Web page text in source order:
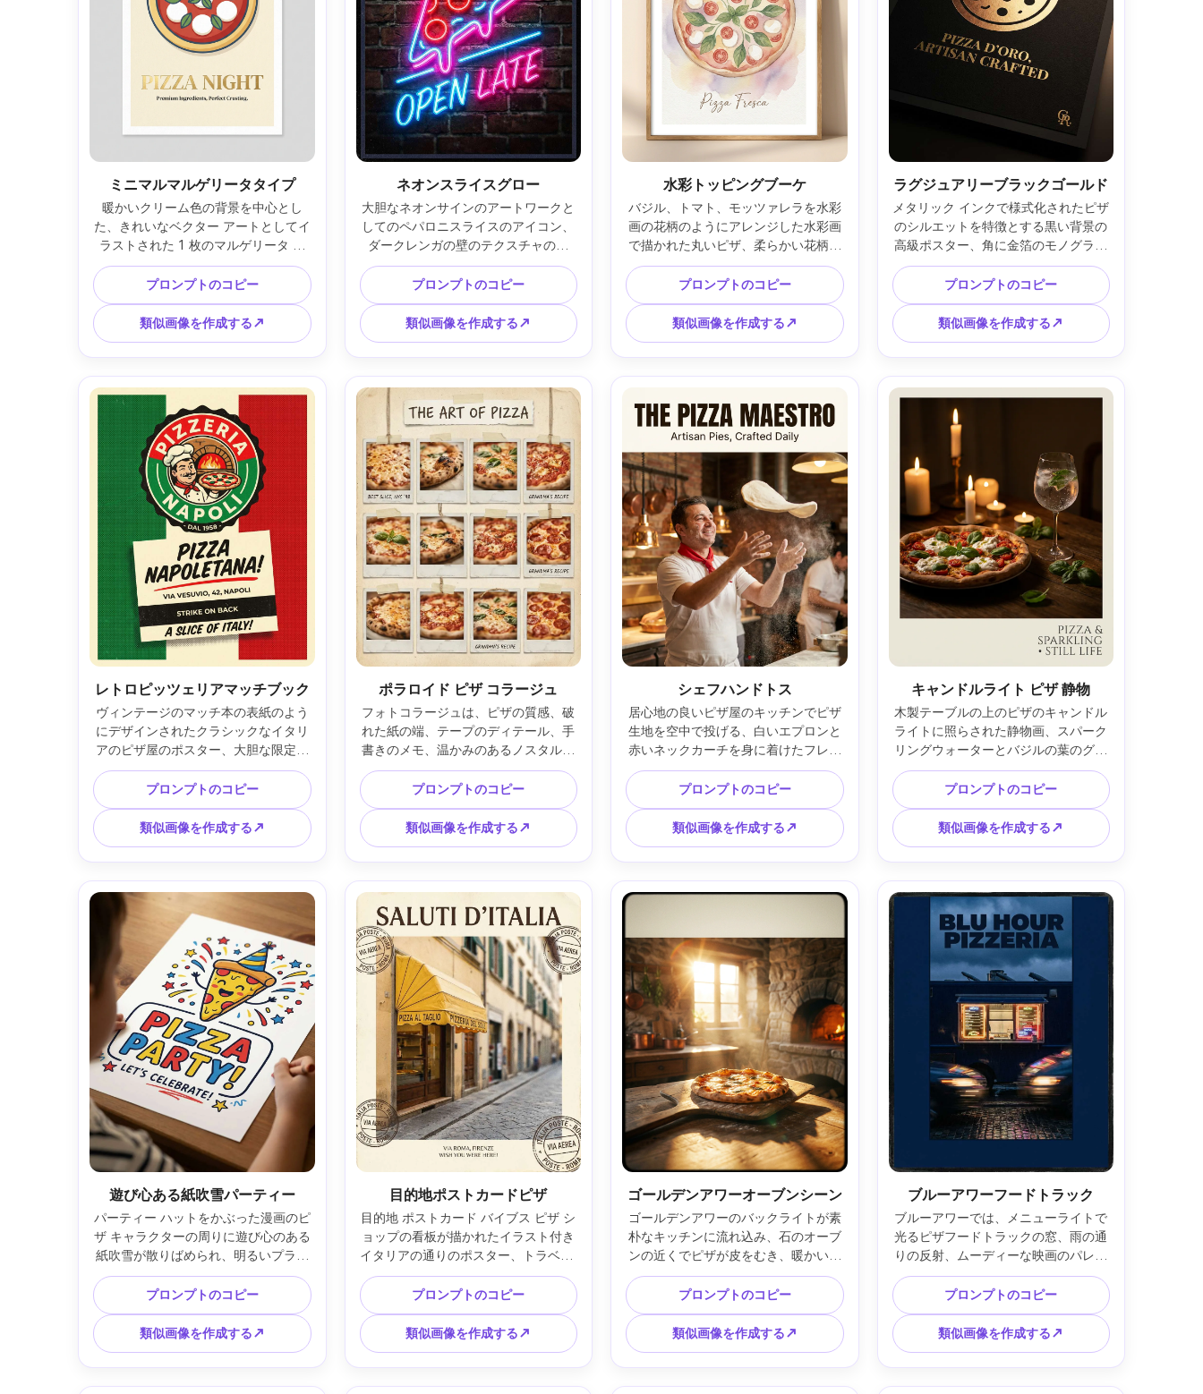
ミニマルマルゲリータタイプ
暖かいクリーム色の背景を中心とし
た、きれいなベクター アートとしてイ
ラストされた 1 枚のマルゲリータ ピ
ザ、微妙なエンボス効果を備えたミニ
マリストの金箔タイポグラフィの見出
し「pizza NIGHT」、サブテキスト用
のモダンなセリフ レタリング、たっぷ
りとした白い余白、印刷可能なポスタ
ー デザイン、CMYK フレンドリーなパ
レット、300 DPI、鮮明なエッジ、乱
雑さなし、プレミアム ステーショナリ
ーの雰囲気、85mm レンズ、浅い被写
界深度、柔らかい映画のような照明 --
ar 4:5
プロンプトのコピー
類似画像を作成する↗
ネオンスライスグロー
大胆なネオンサインのアートワークと
してのペパロニスライスのアイコン、
ダークレンガの壁のテクスチャの背
景、ホットピンクとエレクトリックブ
ルーのリムグロー、映画のようなカラ
ーコントラスト、「OPEN LATE」と書
かれた手書きのタイポグラフィ、微妙
なグレイン、印刷に安全なマージンを
備えたハイコントラストのポスターレ
イアウト、シャープなラインワーク、
スクリーンプリント対応感、85mm レ
ンズ、浅い被写界深度 --ar 4:5
プロンプトのコピー
類似画像を作成する↗
水彩トッピングブーケ
バジル、トマト、モッツァレラを水彩
画の花柄のようにアレンジした水彩画
で描かれた丸いピザ、柔らかい花柄の
パステルの背景ウォッシュ、繊細な手
書きタイポグラフィのタイトル、風通
しの良い構図、エレガントなギフトプ
リントの美学、高解像度のポスター、
すっきりとしたボーダー、微妙な紙の
質感、ギャラリー品質の仕上げ、
85mmレンズ、浅い被写界深度、柔ら
プロンプトのコピー
類似画像を作成する↗
ラグジュアリーブラックゴールド
メタリック インクで様式化されたピザ
のシルエットを特徴とする黒い背景の
高級ポスター、角に金箔のモノグラム
が施された高級ブラックとゴールドの
スタイル、モダンなセリフ レタリン
グ、ミニマルなレイアウト、中央のエ
ンブレム、非常に鮮明なベクトル ルッ
ク、印刷対応、安全なマージンとプレ
ミアム パッケージの雰囲気、85mm レ
ンズ、浅い被写界深度、柔らかい映画
のような照明 --ar 4:5
プロンプトのコピー
類似画像を作成する↗
レトロピッツェリアマッチブック
ヴィンテージのマッチ本の表紙のよう
にデザインされたクラシックなイタリ
アのピザ屋のポスター、大胆な限定カ
ラーパレット、ハーフトーンのテクス
チャ、ヴィンテージのフィルムの外
観、遊び心のある手書きのタイポグラ
フィ、大きなブランドスタイルのバッ
ジエンブレム、見出しとロケーション
ラインのすっきりとした階層、鮮明な
アウトラインを備えた印刷可能なグラ
フィックデザイン、85mm レンズ、浅
い被写界深度、柔らかい映画のような
照明 --ar 4:5
プロンプトのコピー
類似画像を作成する↗
ポラロイド ピザ コラージュ
フォトコラージュは、ピザの質感、破
れた紙の端、テープのディテール、手
書きのメモ、温かみのあるノスタルジ
ックなカラーグレーディング、上部の
クリアなタイトルブロック領域、バラ
ンスの取れたグリッド、印刷可能なマ
ージン、高解像度のポスター構成を示
すポラロイドスクラップブックレイア
ウトを備えたレイアウトをカバーして
います。 、85mm レンズ、被写界深度
ar 4:5
プロンプトのコピー
類似画像を作成する↗
シェフハンドトス
居心地の良いピザ屋のキッチンでピザ
生地を空中で投げる、白いエプロンと
赤いネックカーチを身に着けたフレン
ドリーなシェフ、動きながら凍った小
麦粉の粒子、暖かいタングステン照
明、浅い被写界深度の外観、大胆な見
出しスペースを備えたポスターレイア
ウト、フォトリアルな肌質感と自然な
影、編集品質、高解像度、85mm レン
ズ、浅い被写界深度 --ar 4:5
プロンプトのコピー
類似画像を作成する↗
キャンドルライト ピザ 静物
木製テーブルの上のピザのキャンドル
ライトに照らされた静物画、スパーク
リングウォーターとバジルの葉のグラ
ス、キアロスクーロの照明、深い影と
柔らかいハイライト、エレガントなミ
ニマルタイポグラフィエリア、洗練さ
れたカラーグレーディング、きれいな
ボーダーと高ディテールのテクスチャ
を備えた印刷可能なアートポスター、
85mmレンズ、浅い被写界深度 --ar
4:5
プロンプトのコピー
類似画像を作成する↗
遊び心ある紙吹雪パーティー
パーティー ハットをかぶった漫画のピ
ザ キャラクターの周りに遊び心のある
紙吹雪が散りばめられ、明るいプライ
マリ パレット、子供風の落書きのアク
セント、厚いアウトライン イラスト、
ピザ パーティー ギフト プリント用の
大きなフレンドリーな見出しテキスト
エリア、すっきりとしたポスター構
成、鮮明なベクトル仕上げ、高解像度
出力、85mm レンズ、浅い被写界深
プロンプトのコピー
類似画像を作成する↗
目的地ポストカードピザ
目的地 ポストカード バイブス ピザ シ
ョップの看板が描かれたイラスト付き
イタリアの通りのポスター、トラベル
スタンプ グラフィック、日差しで色あ
せた色、粒状のプリント テクスチャ、
メイン タイトルのモダンなセリフ レ
タリング、ポストカードのような小さ
なキャプション ライン、バランスの取
れた余白と印刷可能なレイアウト、
85mm レンズ、浅い被写界深度 --ar
プロンプトのコピー
類似画像を作成する↗
ゴールデンアワーオーブンシーン
ゴールデンアワーのバックライトが素
朴なキッチンに流れ込み、石のオーブ
ンの近くでピザが皮をむき、暖かいフ
レアと柔らかい霧、明確なヘッドライ
ンゾーンを備えた映画のような構成、
微妙なビネット、高解像度のポスター
デザイン、リアルなテクスチャ、シャ
ープな焦点被写体、自然な影、85mm
レンズ、浅い被写界深度 --ar 4:5
プロンプトのコピー
類似画像を作成する↗
ブルーアワーフードトラック
ブルーアワーでは、メニューライトで
光るピザフードトラックの窓、雨の通
りの反射、ムーディーな映画のパレッ
ト、大胆なタイポグラフィックのタイ
トルブロック、バランスの取れたネガ
ティブスペース、ポスターフレーミン
グ、自然な粒度の鮮明なディテール、
印刷用の高解像度、85mmレンズ、浅
い被写界深度 --ar 4:5
プロンプトのコピー
類似画像を作成する↗